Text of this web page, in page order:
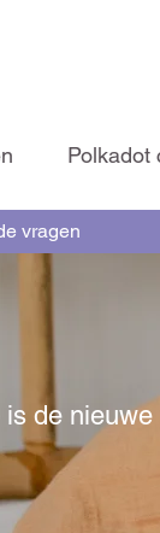
Polkadot
vragen
de